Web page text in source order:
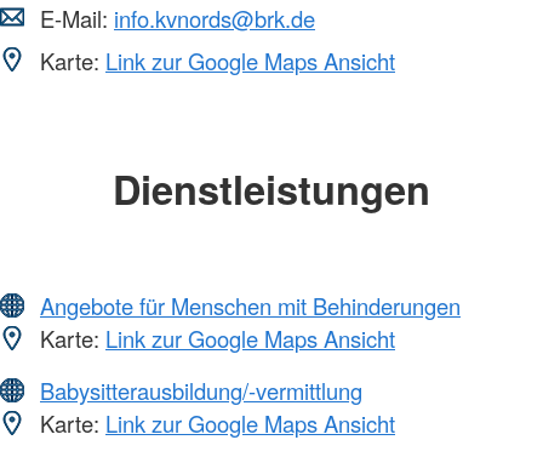
E-Mail: info.kvnords@brk.de
Karte: Link zur Google Maps Ansicht
Dienstleistungen
Angebote für Menschen mit Behinderungen
Karte: Link zur Google Maps Ansicht
Babysitterausbildung/-vermittlung
Karte: Link zur Google Maps Ansicht